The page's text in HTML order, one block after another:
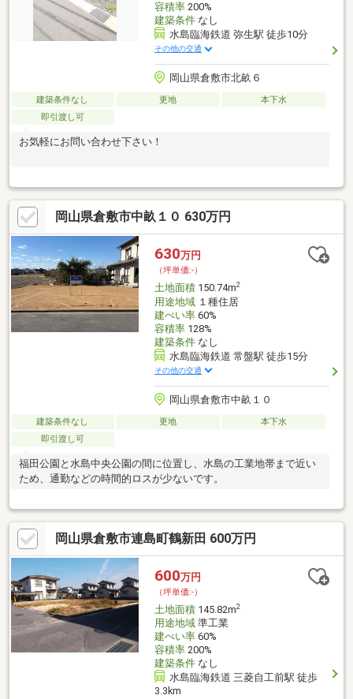
容積率200%
建築条件なし
水島臨海鉄道 弥生駅 徒歩10分
その他の交通
岡山県倉敷市北畝６
建築条件なし 更地
本下水
即引渡し可
お気軽にお問い合わせ下さい！
岡山県倉敷市中畝１０ 630万円
630万円
（坪単価:-）
土地面積150.74m2
用途地域１種住居
建ぺい率60%
容積率128%
建築条件なし
水島臨海鉄道 常盤駅 徒歩15分
その他の交通
岡山県倉敷市中畝１０
建築条件なし 更地
本下水
即引渡し可
福田公園と水島中央公園の間に位置し、水島の工業地帯まで近い
ため、通勤などの時間的ロスが少ないです。
岡山県倉敷市連島町鶴新田 600万円
600万円
（坪単価:-）
土地面積145.82m2
用途地域準工業
建ぺい率60%
容積率200%
建築条件なし
水島臨海鉄道 三菱自工前駅 徒歩
3.3km